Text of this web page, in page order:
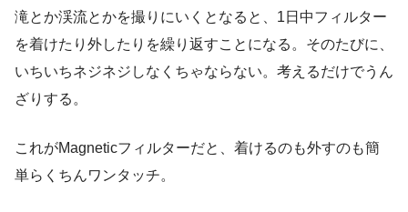
滝とか渓流とかを撮りにいくとなると、1日中フィルター
を着けたり外したりを繰り返すことになる。そのたびに、
いちいちネジネジしなくちゃならない。考えるだけでうん
ざりする。
これがMagneticフィルターだと、着けるのも外すのも簡
単らくちんワンタッチ。